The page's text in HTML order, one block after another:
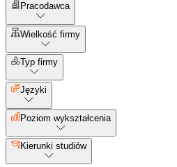
Pracodawca
Wielkość firmy
Typ firmy
Języki
Poziom wykształcenia
Kierunki studiów